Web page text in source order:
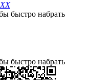
быстро набрать
быстро набрать